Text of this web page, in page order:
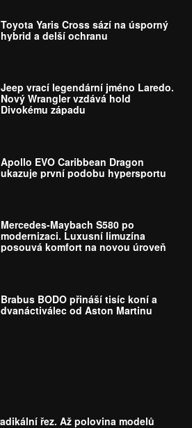
Toyota Yaris Cross sází na úsporný
hybrid a delší ochranu
Jeep vrací legendární jméno Laredo.
Nový Wrangler vzdává hold
Divokému západu
Apollo EVO Caribbean Dragon
ukazuje první podobu hypersportu
Mercedes-Maybach S580 po
modernizaci. Luxusní limuzína
posouvá komfort na novou úroveň
Brabus BODO přináší tisíc koní a
dvanáctiválec od Aston Martinu
řez. Až polovina modelů